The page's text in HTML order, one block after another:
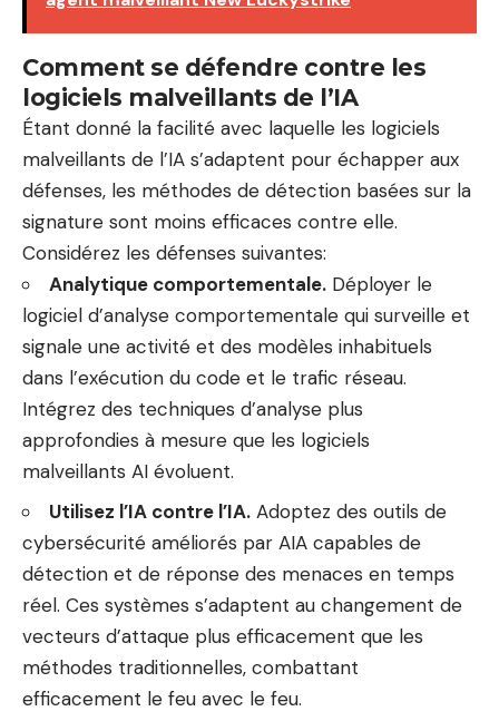
Comment se défendre contre les
logiciels malveillants de l’IA
Étant donné la facilité avec laquelle les logiciels
malveillants de l’IA s’adaptent pour échapper aux
défenses, les méthodes de détection basées sur la
signature sont moins efficaces contre elle.
Considérez les défenses suivantes:
Analytique comportementale. Déployer le
logiciel d’analyse comportementale qui surveille et
signale une activité et des modèles inhabituels
dans l’exécution du code et le trafic réseau.
Intégrez des techniques d’analyse plus
approfondies à mesure que les logiciels
malveillants AI évoluent.
Utilisez l’IA contre l’IA. Adoptez des outils de
cybersécurité améliorés par AIA capables de
détection et de réponse des menaces en temps
réel. Ces systèmes s’adaptent au changement de
vecteurs d’attaque plus efficacement que les
méthodes traditionnelles, combattant
efficacement le feu avec le feu.